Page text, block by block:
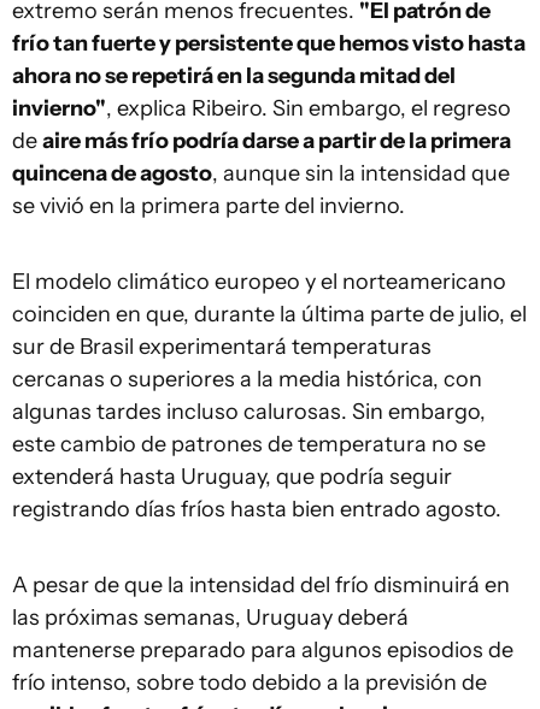
extremo serán menos frecuentes. "El patrón de
frío tan fuerte y persistente que hemos visto hasta
ahora no se repetirá en la segunda mitad del
invierno", explica Ribeiro. Sin embargo, el regreso
deaire más frío podría darse a partir de la primera
quincena de agosto, aunque sin la intensidad que
se vivió en la primera parte del invierno.
El modelo climático europeo y el norteamericano
coinciden en que, durante la última parte de julio, el
sur de Brasil experimentará temperaturas
cercanas o superiores a la media histórica, con
algunas tardes incluso calurosas. Sin embargo,
este cambio de patrones de temperatura no se
extenderá hasta Uruguay, que podría seguir
registrando días fríos hasta bien entrado agosto.
A pesar de que la intensidad del frío disminuirá en
las próximas semanas, Uruguay deberá
mantenerse preparado para algunos episodios de
frío intenso, sobre todo debido a la previsión de